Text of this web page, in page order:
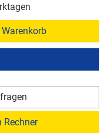
Rechner